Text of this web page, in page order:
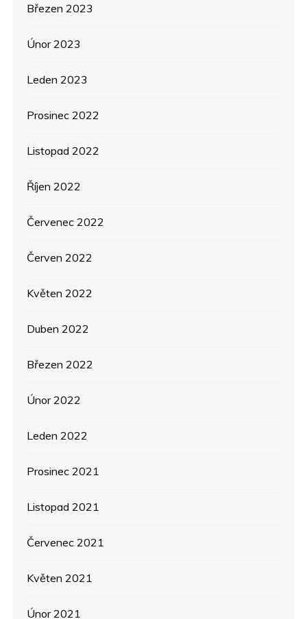
Březen 2023
Únor 2023
Leden 2023
Prosinec 2022
Listopad 2022
Říjen 2022
Červenec 2022
Červen 2022
Květen 2022
Duben 2022
Březen 2022
Únor 2022
Leden 2022
Prosinec 2021
Listopad 2021
Červenec 2021
Květen 2021
Únor 2021